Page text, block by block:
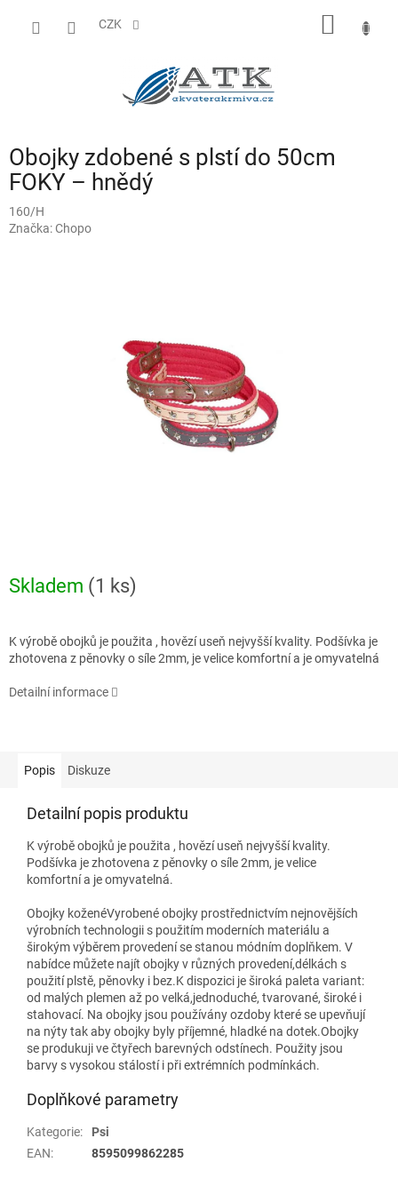
CZK
Obojky zdobené s plstí do 50cm
FOKY – hnědý
160/H
Značka:Chopo
Skladem (1 ks)
K výrobě obojků je použita , hovězí useň nejvyšší kvality. Podšívka je
zhotovena z pěnovky o síle 2mm, je velice komfortní a je omyvatelná
Detailní informace
Popis Diskuze
Detailní popis produktu
K výrobě obojků je použita , hovězí useň nejvyšší kvality.
Podšívka je zhotovena z pěnovky o síle 2mm, je velice
komfortní a je omyvatelná.
Obojky koženéVyrobené obojky prostřednictvím nejnovějších
výrobních technologii s použitím moderních materiálu a
širokým výběrem provedení se stanou módním doplňkem. V
nabídce můžete najít obojky v různých provedení,délkách s
použití plstě, pěnovky i bez.K dispozici je široká paleta variant:
od malých plemen až po velká,jednoduché, tvarované, široké i
stahovací. Na obojky jsou používány ozdoby které se upevňují
na nýty tak aby obojky byly příjemné, hladké na dotek.Obojky
se produkuji ve čtyřech barevných odstínech. Použity jsou
barvy s vysokou stálostí i při extrémních podmínkách.
Doplňkové parametry
Kategorie:
Psi
EAN: 8595099862285